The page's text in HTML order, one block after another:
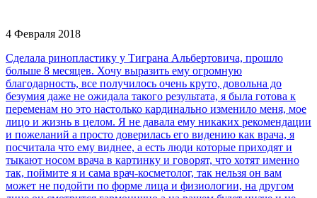
4 Февраля 2018
Сделала ринопластику у Тиграна Альбертовича, прошло
больше 8 месяцев. Хочу выразить ему огромную
благодарность, все получилось очень круто, довольна до
безумия даже не ожидала такого результата, я была готова к
переменам но это настолько кардинально изменило меня, мое
лицо и жизнь в целом. Я не давала ему никаких рекомендации
и пожеланий а просто доверилась его видению как врача, я
посчитала что ему виднее, а есть люди которые приходят и
тыкают носом врача в картинку и говорят, что хотят именно
так, поймите я и сама врач-косметолог, так нельзя он вам
может не подойти по форме лица и физиологии, на другом